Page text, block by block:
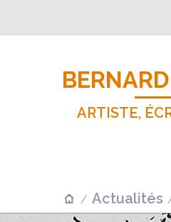
ARTISTE,
Actualités